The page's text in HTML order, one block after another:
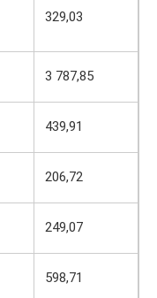
329,03
3 787,85
439,91
206,72
249,07
598,71